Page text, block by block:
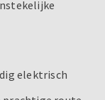
elektrisch